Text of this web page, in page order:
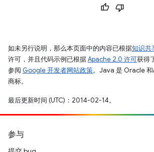
如未另行说明，那么本页面中的内容已根据知识共
许可，并且代码示例已根据Apache 2.0 许可获得
参阅 Google 开发者网站政策。Java 是 Oracle
商标。
最后更新时间 (UTC)：2014-02-14。
参与